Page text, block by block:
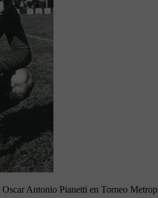
Oscar Antonio Pianetti en Torneo